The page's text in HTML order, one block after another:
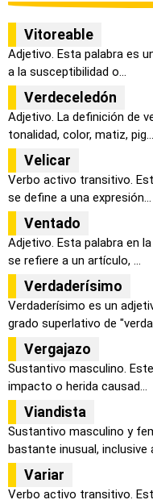
Vitoreable
Adjetivo. Esta palabra es
a la susceptibilidad o...
Verdeceledón
Adjetivo. La definición de
tonalidad, color, matiz, pig...
Velicar
Verbo activo transitivo.
se define a una expresión...
Ventado
Adjetivo. Esta palabra en
se refiere a un artículo, ...
Verdaderísimo
Verdaderísimo es un
grado superlativo de
Vergajazo
Sustantivo masculino.
impacto o herida causad...
Viandista
Sustantivo masculino y
bastante inusual, inclusive
Variar
Verbo activo transitivo.